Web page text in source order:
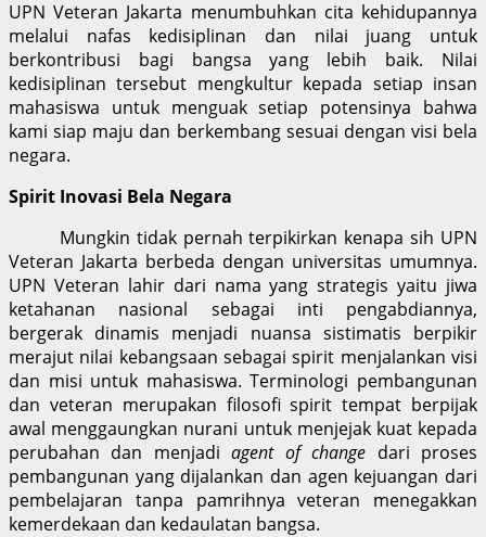
UPN Veteran Jakarta menumbuhkan cita kehidupannya
melalui nafas kedisiplinan dan nilai juang untuk
berkontribusi bagi bangsa yang lebih baik. Nilai
kedisiplinan tersebut mengkultur kepada setiap insan
mahasiswa untuk menguak setiap potensinya bahwa
kami siap maju dan berkembang sesuai dengan visi bela
negara.
Spirit Inovasi Bela Negara
Mungkin tidak pernah terpikirkan kenapa sih UPN
Veteran Jakarta berbeda dengan universitas umumnya.
UPN Veteran lahir dari nama yang strategis yaitu jiwa
ketahanan nasional sebagai inti pengabdiannya,
bergerak dinamis menjadi nuansa sistimatis berpikir
merajut nilai kebangsaan sebagai spirit menjalankan visi
dan misi untuk mahasiswa. Terminologi pembangunan
dan veteran merupakan filosofi spirit tempat berpijak
awal menggaungkan nurani untuk menjejak kuat kepada
perubahan dan menjadiagent of change dari proses
pembangunan yang dijalankan dan agen kejuangan dari
pembelajaran tanpa pamrihnya veteran menegakkan
kemerdekaan dan kedaulatan bangsa.